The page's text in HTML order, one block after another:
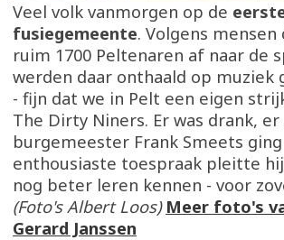
Veel volk vanmorgen op de
fusiegemeente. Volgens
ruim 1700 Peltenaren af naar de
werden daar onthaald op
- fijn dat we in Pelt een eigen
The Dirty Niners. Er was drank,
burgemeester Frank Smeets
enthousiaste toespraak pleitte
nog beter leren kennen - voor
(Foto's Albert Loos) Meer foto's
Gerard Janssen